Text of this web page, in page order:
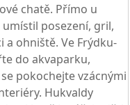
chatě. Přímo u
posezení, gril,
a ohniště. Ve Frýdku-
do akvaparku,
pokochejte vzácnými
Hukvaldy